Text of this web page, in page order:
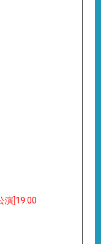
演]19:00